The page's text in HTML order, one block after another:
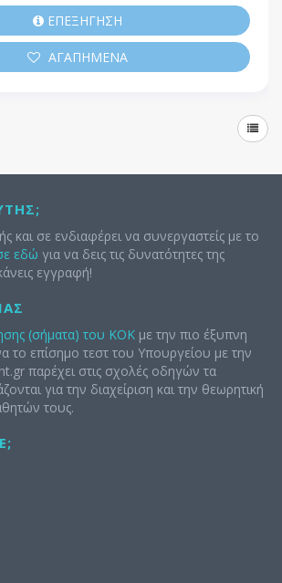
ΕΠΕΞΗΓΗΣΗ
ΑΓΑΠΗΜΕΝΑ
και σε ενδιαφέρει να συνεργαστείς με το
εδώ για να δεις τις δυνατότητες της
εγγραφή!
(σήματα) του ΚΟΚ με την πιο έξυπνη
το επίσημο τεστ του Υπουργείου με την
παρέχει στις σχολές οδηγών τα
για την διαχείριση και την θεωρητική
τους.